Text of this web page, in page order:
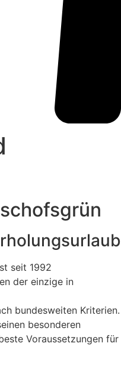
seit 1992
der einzige in
bundesweiten Kriterien.
besonderen
Voraussetzungen für